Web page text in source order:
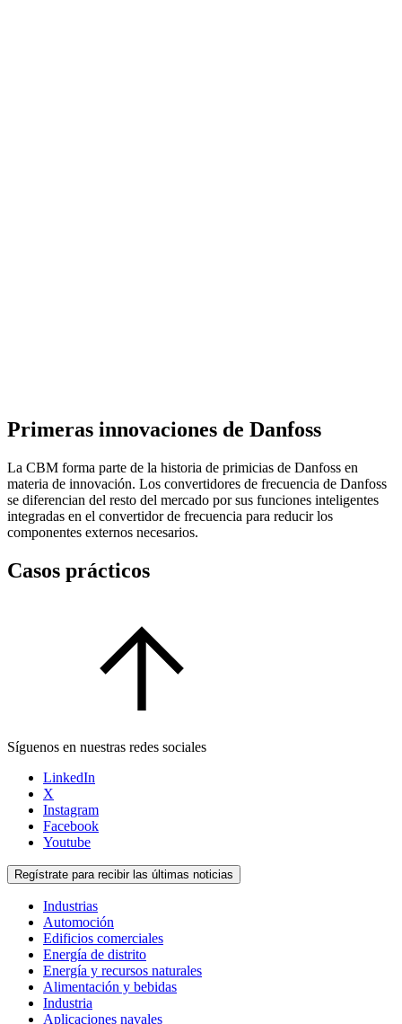
Primeras innovaciones de Danfoss
La CBM forma parte de la historia de primicias de Danfoss en
materia de innovación. Los convertidores de frecuencia de Danfoss
se diferencian del resto del mercado por sus funciones inteligentes
integradas en el convertidor de frecuencia para reducir los
componentes externos necesarios.
Casos prácticos
Síguenos en nuestras redes sociales
LinkedIn
X
Instagram
Facebook
Youtube
Regístrate para recibir las últimas noticias
Industrias
Automoción
Edificios comerciales
Energía de distrito
Energía y recursos naturales
Alimentación y bebidas
Industria
Aplicaciones navales